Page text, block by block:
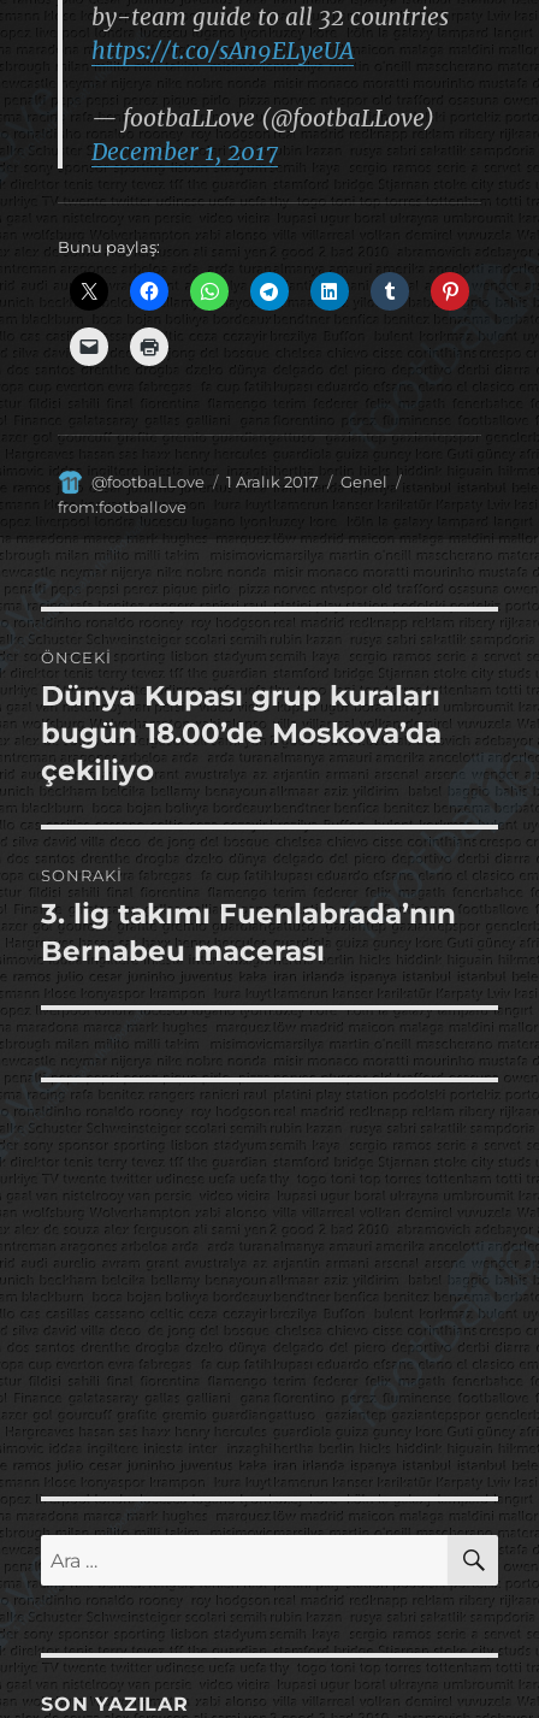
by-team guide to all 32 countries
https://t.co/sAn9ELyeUA
— footbaLLove (@footbaLLove)
December 1, 2017
Bunu paylaş:
Yazar
@footbaLLove
Yayın
1 Aralık 2017 Kategoriler
Genel
Etiketler
from:footballove
Yazı
gezinmesi
ÖNCEKI
Önceki
yazı:
Dünya Kupası grup kuraları
bugün 18.00’de Moskova’da
çekiliyo
SONRAKI
Sonraki
yazı:
3. lig takımı Fuenlabrada’nın
Bernabeu macerası
Ara:
SON YAZILAR